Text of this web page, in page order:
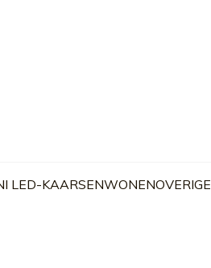
LED-KAARSENWONENOVERIGE